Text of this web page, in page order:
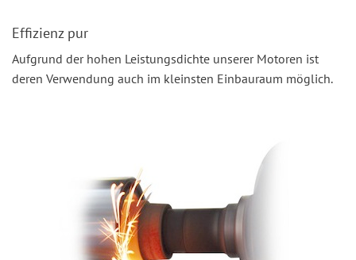
Effizienz pur
Aufgrund der hohen Leistungsdichte unserer Motoren ist
deren Verwendung auch im kleinsten Einbauraum möglich.